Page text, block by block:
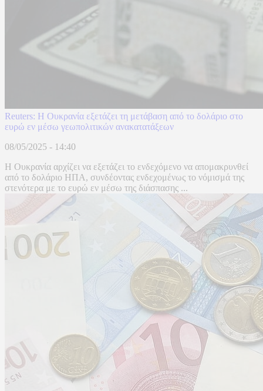
Reuters: Η Ουκρανία εξετάζει τη μετάβαση από το δολάριο στο
ευρώ εν μέσω γεωπολιτικών ανακατατάξεων
08/05/2025 - 14:40
Η Ουκρανία αρχίζει να εξετάζει το ενδεχόμενο να απομακρυνθεί
από το δολάριο ΗΠΑ, συνδέοντας ενδεχομένως το νόμισμά της
στενότερα με το ευρώ εν μέσω της διάσπασης ...